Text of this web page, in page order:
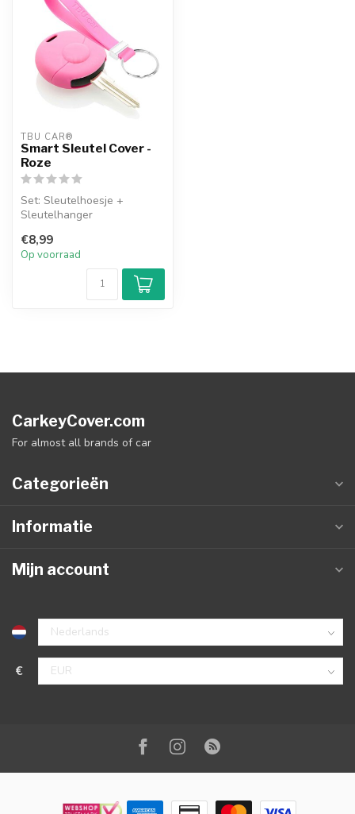
TBU CAR®
Smart Sleutel Cover -
Roze
Set: Sleutelhoesje +
Sleutelhanger
€8,99
Op voorraad
CarkeyCover.com
For almost all brands of car
Categorieën
Informatie
Mijn account
€